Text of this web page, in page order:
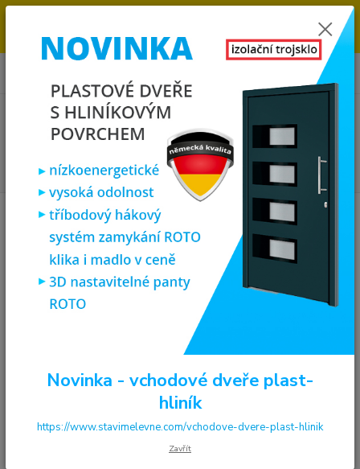
OBJEDNÁVKOU. MÁME 7 000 OKEN A DVEŘÍ SKLADEM U NÁS V
KLATOVECH.
0
0,00 Kč
Vchodové dveře plastové vchodové dveře
SOFT vchodové plastové
dveře 1/3 sklo, bílé, 98x198
SOFT vchodové plastové dveře
1/3 sklo, bílé, 98x198
Novinka - vchodové dveře plast-
hliník
https://www.stavimelevne.com/vchodove-dvere-plast-hlinik
Zavřít